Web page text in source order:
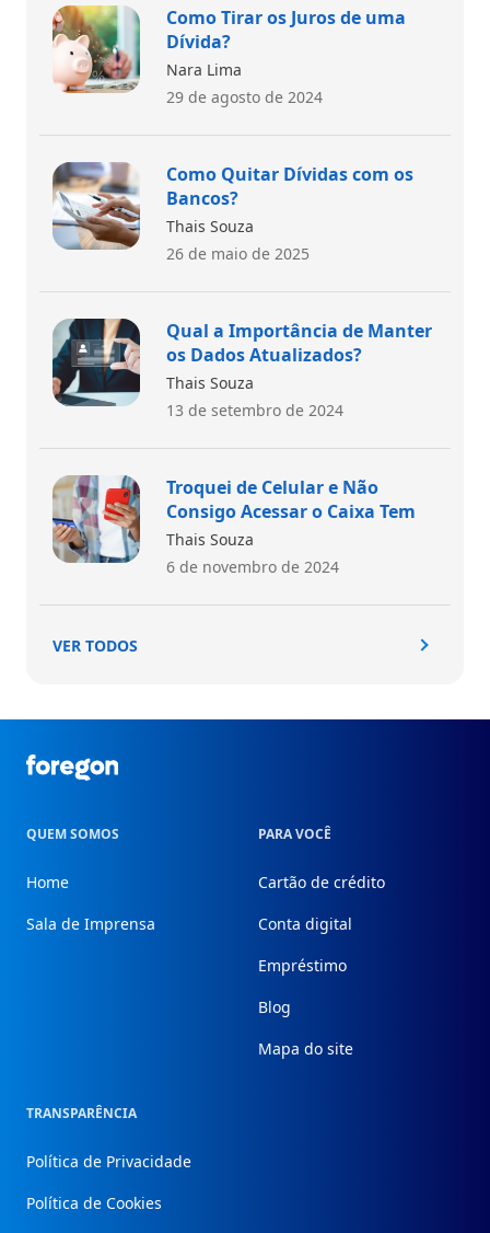
Como Tirar os Juros de uma
Dívida?
Nara Lima
29 de agosto de 2024
Como Quitar Dívidas com os
Bancos?
Thais Souza
26 de maio de 2025
Qual a Importância de Manter
os Dados Atualizados?
Thais Souza
13 de setembro de 2024
Troquei de Celular e Não
Consigo Acessar o Caixa Tem
Thais Souza
6 de novembro de 2024
VER TODOS
Foregon.com
QUEM SOMOS
Home
Sala de Imprensa
PARA VOCÊ
Cartão de crédito
Conta digital
Empréstimo
Blog
Mapa do site
TRANSPARÊNCIA
Política de Privacidade
Política de Cookies